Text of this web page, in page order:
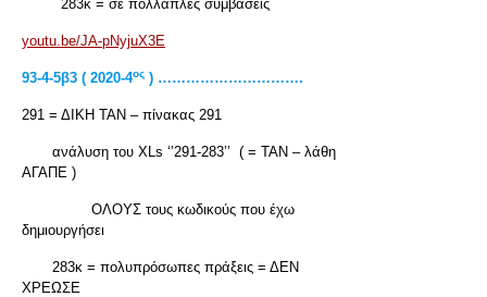
283κ = σε πολλαπλές συμβάσεις
youtu.be/JA-pNyjuX3E
93-4-5β3 ( 2020-4ος ) ………………………….
291 = ΔΙΚΗ ΤΑΝ – πίνακας 291
ανάλυση του XLs ‘’291-283’’ ( = ΤΑΝ – λάθη
ΑΓΑΠΕ )
ΟΛΟΥΣ τους κωδικούς που έχω
δημιουργήσει
283κ = πολυπρόσωπες πράξεις = ΔΕΝ
ΧΡΕΩΣΕ